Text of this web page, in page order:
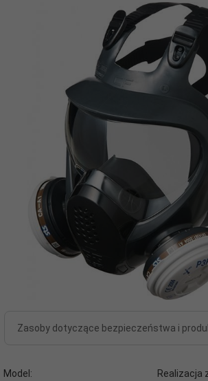
Zasoby dotyczące bezpieczeństwa i
Model:
Realizacja